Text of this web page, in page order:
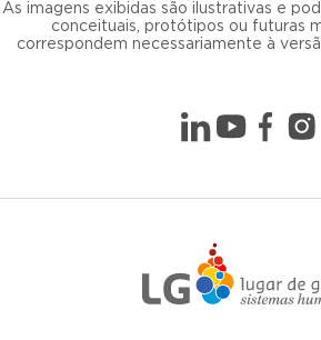
As imagens exibidas são ilustrativas e
conceituais, protótipos ou futuras
correspondem necessariamente à